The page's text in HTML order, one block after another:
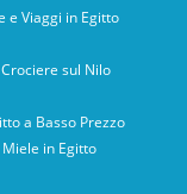
e Viaggi in Egitto
sul Nilo
a Basso Prezzo
in Egitto